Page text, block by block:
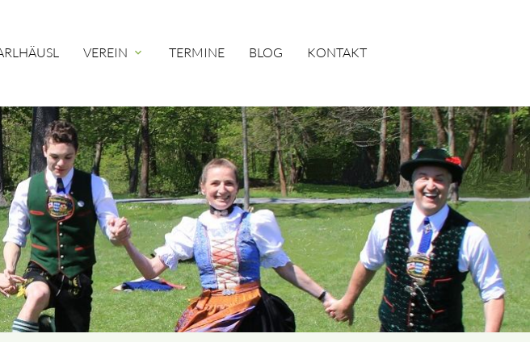
VEREIN expand_more TERMINE BLOG KONTAKT
SUCHEN